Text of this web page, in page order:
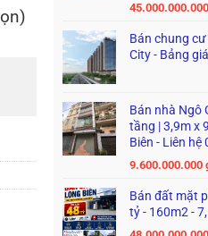
Bán chung
City - Bảng
Bán nhà Ngô
tầng | 3,9m x
Biên - Liên
9.600.000.000
Bán đất mặt
tỷ - 160m2 -